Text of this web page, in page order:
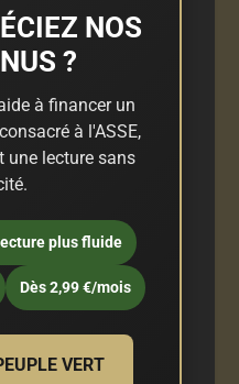
NOS
?
à financer un
à l'ASSE,
lecture sans
plus fluide
Dès 2,99 €/mois
VERT